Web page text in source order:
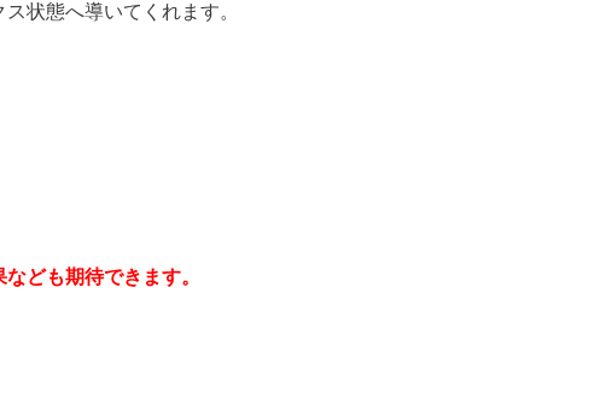
状態へ導いてくれます。
ども期待できます。